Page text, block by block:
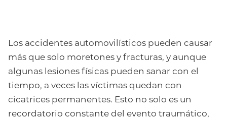
Los accidentes automovilísticos pueden causar
más que solo moretones y fracturas, y aunque
algunas lesiones físicas pueden sanar con el
tiempo, a veces las víctimas quedan con
cicatrices permanentes. Esto no solo es un
recordatorio constante del evento traumático,